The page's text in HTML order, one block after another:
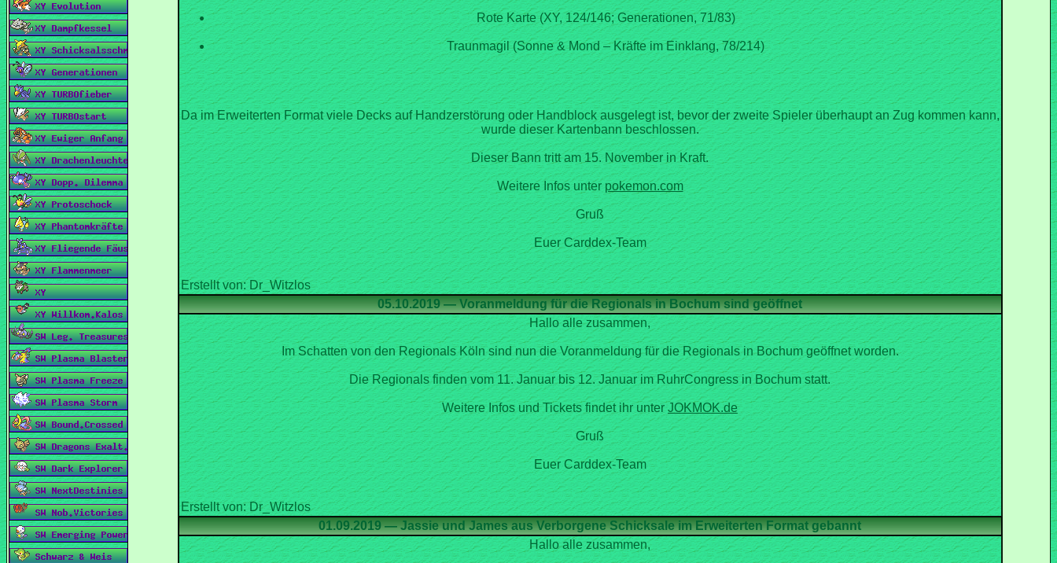
Da im Erweiterten Format viele Decks auf Handzerstörung oder Handblock ausgelegt ist, bevor der zweite Spieler überhaupt an Zug kommen kann,
Dieser Bann tritt am 15. November in Kraft.
Weitere Infos unter
Gruß
Euer Carddex-Team
Im Schatten von den Regionals Köln sind nun die Voranmeldung für die Regionals in Bochum geöffnet worden.
Die Regionals finden vom 11. Januar bis 12. Januar im RuhrCongress in Bochum statt.
Weitere Infos und Tickets findet ihr unter
Gruß
Euer Carddex-Team
Hallo alle zusammen,